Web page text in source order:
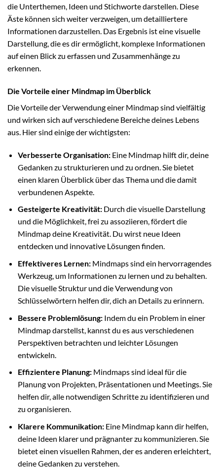
die Unterthemen, Ideen und Stichworte darstellen. Diese
Äste können sich weiter verzweigen, um detailliertere
Informationen darzustellen. Das Ergebnis ist eine visuelle
Darstellung, die es dir ermöglicht, komplexe Informationen
auf einen Blick zu erfassen und Zusammenhänge zu
erkennen.
Die Vorteile einer Mindmap im Überblick
Die Vorteile der Verwendung einer Mindmap sind vielfältig
und wirken sich auf verschiedene Bereiche deines Lebens
aus. Hier sind einige der wichtigsten:
Verbesserte Organisation:Eine Mindmap hilft dir, deine
Gedanken zu strukturieren und zu ordnen. Sie bietet
einen klaren Überblick über das Thema und die damit
verbundenen Aspekte.
Gesteigerte Kreativität:Durch die visuelle Darstellung
und die Möglichkeit, frei zu assoziieren, fördert die
Mindmap deine Kreativität. Du wirst neue Ideen
entdecken und innovative Lösungen finden.
Effektiveres Lernen:Mindmaps sind ein hervorragendes
Werkzeug, um Informationen zu lernen und zu behalten.
Die visuelle Struktur und die Verwendung von
Schlüsselwörtern helfen dir, dich an Details zu erinnern.
Bessere Problemlösung:Indem du ein Problem in einer
Mindmap darstellst, kannst du es aus verschiedenen
Perspektiven betrachten und leichter Lösungen
entwickeln.
Effizientere Planung:Mindmaps sind ideal für die
Planung von Projekten, Präsentationen und Meetings. Sie
helfen dir, alle notwendigen Schritte zu identifizieren und
zu organisieren.
Klarere Kommunikation:Eine Mindmap kann dir helfen,
deine Ideen klarer und prägnanter zu kommunizieren. Sie
bietet einen visuellen Rahmen, der es anderen erleichtert,
deine Gedanken zu verstehen.